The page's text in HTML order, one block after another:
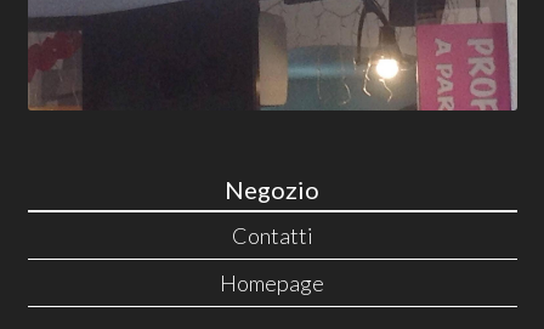
Negozio
Contatti
Homepage